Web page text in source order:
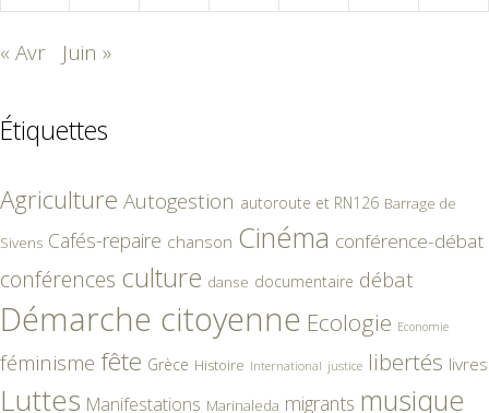
« Avr Juin »
Étiquettes
Agriculture Autogestion autoroute et RN126 Barrage de
Sivens Cafés-repaire chanson Cinéma conférence-débat
conférences culture danse documentaire débat
Démarche citoyenne Ecologie Economie
féminisme fête Grèce Histoire International justice libertés livres
Luttes Manifestations Marinaleda migrants musique